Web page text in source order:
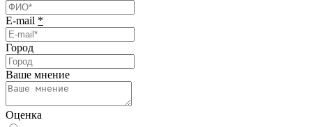
E-mail *
Город
Ваше мнение
Оценка